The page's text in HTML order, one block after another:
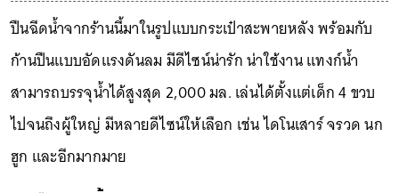
ปืนฉีดน้ำจากร้านนี้มาในรูปแบบกระเป๋าสะพายหลัง พร้อมกับ
ก้านปืนแบบอัดแรงดันลม มีดีไซน์น่ารัก น่าใช้งาน แทงก์น้ำ
สามารถบรรจุน้ำได้สูงสุด 2,000 มล. เล่นได้ตั้งแต่เด็ก 4 ขวบ
ไปจนถึงผู้ใหญ่ มีหลายดีไซน์ให้เลือก เช่น ไดโนเสาร์ จรวด นก
ฮูก และอีกมากมาย